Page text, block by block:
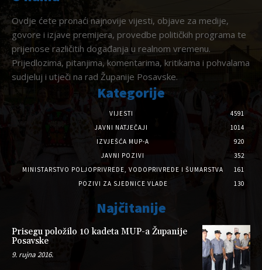
Ovdje ćete pronaći najnovije vijesti, objave za medije,
govore i izjave premijera, provedbe političkih programa te
prijenose različitih događanja u realnom vremenu.
Prijedlozima, pitanjima, komentarima, kritikama i pohvalama
sudjeluj i utječi na rad Županije Posavske.
Kategorije
VIJESTI
4591
JAVNI NATJEČAJI
1014
IZVJEŠĆA MUP-A
920
JAVNI POZIVI
352
MINISTARSTVO POLJOPRIVREDE, VODOPRIVREDE I ŠUMARSTVA
161
POZIVI ZA SJEDNICE VLADE
130
Najčitanije
Prisegu položilo 10 kadeta MUP-a Županije
Posavske
9. rujna 2016.